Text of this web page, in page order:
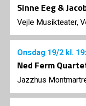
Sinne Eeg &
Vejle Musikteater,
Onsdag 19/2 kl.
Ned Ferm
Jazzhus